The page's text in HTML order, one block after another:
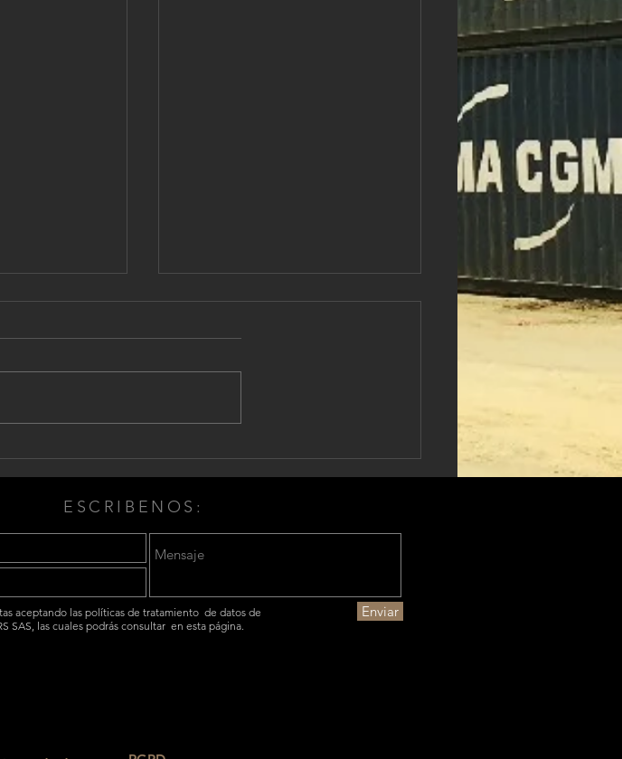
ESCRIBENOS:
aceptando las políticas de tratamiento de datos de
SAS, las cuales podrás consultar en esta página.
Enviar